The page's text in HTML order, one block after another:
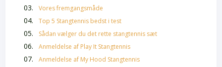
Vores fremgangsmåde
Top 5 Stangtennis bedst i test
Sådan vælger du det rette stangtennis sæt
Anmeldelse af Play It Stangtennis
Anmeldelse af My Hood Stangtennis